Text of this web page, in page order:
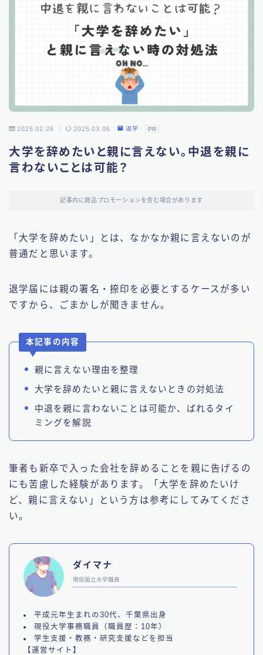
2025.02.26 2025.03.06 退学 PR
大学を辞めたいと親に言えない。中退を親に
言わないことは可能？
記事内に商品プロモーションを含む場合があります
「大学を辞めたい」とは、なかなか親に言えないのが
普通だと思います。
退学届には親の署名・捺印を必要とするケースが多い
ですから、ごまかしが聞きません。
本記事の内容
親に言えない理由を整理
大学を辞めたいと親に言えないときの対処法
中退を親に言わないことは可能か、ばれるタイ
ミングを解説
筆者も新卒で入った会社を辞めることを親に告げるの
にも苦慮した経験があります。「大学を辞めたいけ
ど、親に言えない」という方は参考にしてみてくださ
い。
ダイマナ
現役国立大学職員
平成元年生まれの30代、千葉県出身
現役大学事務職員（職員歴：10年）
学生支援・教務・研究支援などを担当
【運営サイト】